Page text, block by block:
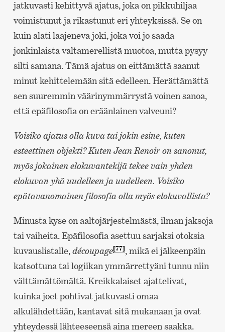
jatkuvasti kehittyvä ajatus, joka on pikkuhiljaa
voimistunut ja rikastunut eri yhteyksissä. Se on
kuin alati laajeneva joki, joka voi jo saada
jonkinlaista valtamerellistä muotoa, mutta pysyy
silti samana. Tämä ajatus on eittämättä saanut
minut kehittelemään sitä edelleen. Herättämättä
sen suuremmin väärinymmärrystä voinen sanoa,
että epäfilosofia on eräänlainen valveuni?
Voisiko ajatus olla kuva tai jokin esine, kuten
esteettinen objekti? Kuten Jean Renoir on sanonut,
myös jokainen elokuvantekijä tekee vain yhden
elokuvan yhä uudelleen ja uudelleen. Voisiko
epätavanomainen filosofia olla myös elokuvallista?
Minusta kyse on aaltojärjestelmästä, ilman jaksoja
tai vaiheita. Epäfilosofia asettuu sarjaksi otoksia
kuvauslistalle,découpage[77], mikä ei jälkeenpäin
katsottuna tai logiikan ymmärrettyäni tunnu niin
välttämättömältä. Kreikkalaiset ajattelivat,
kuinka joet pohtivat jatkuvasti omaa
alkulähdettään, kantavat sitä mukanaan ja ovat
yhteydessä lähteeseensä aina mereen saakka.